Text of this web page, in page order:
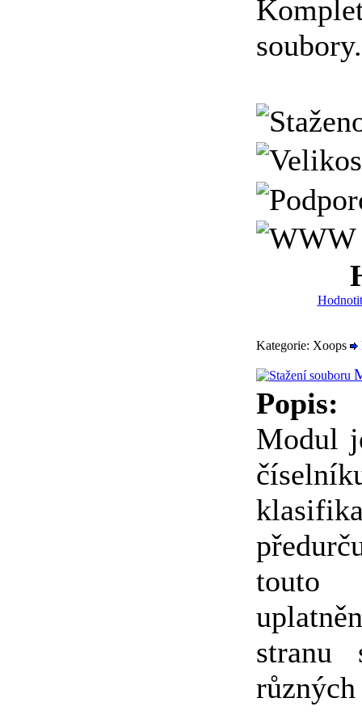
soubory.
Kategorie: Xoops
Popis:
Modul
touto
stranu